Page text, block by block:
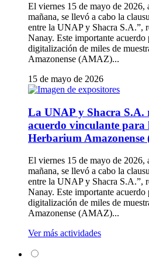
El viernes 15 de mayo de 2026,
mañana, se llevó a cabo la
entre la UNAP y Shacra S.A.”,
Nanay. Este importante
digitalización de miles de
Amazonense (AMAZ)...
15 de mayo de 2026
La UNAP y Shacra S.A.
acuerdo vinculante para
Herbarium
El viernes 15 de mayo de 2026,
mañana, se llevó a cabo la
entre la UNAP y Shacra S.A.”,
Nanay. Este importante
digitalización de miles de
Amazonense (AMAZ)...
Ver más actividades